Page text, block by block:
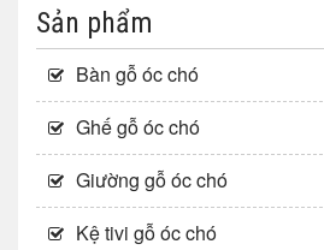
Sản phẩm
Bàn gỗ óc chó
Ghế gỗ óc chó
Giường gỗ óc chó
Kệ tivi gỗ óc chó